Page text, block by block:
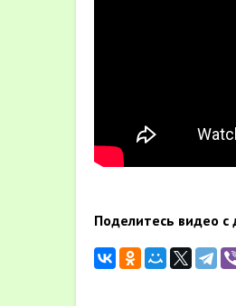
Поделитесь видео с